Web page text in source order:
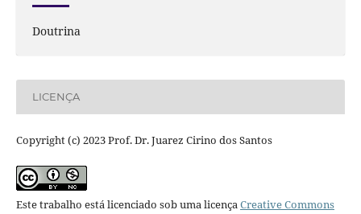
Doutrina
LICENÇA
Copyright (c) 2023 Prof. Dr. Juarez Cirino dos Santos
Este trabalho está licenciado sob uma licençaCreative Commons